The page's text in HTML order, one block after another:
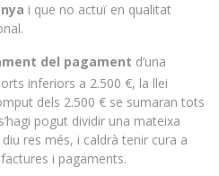
i que no actuï en qualitat
del pagament d’una
inferiors a 2.500 €, la llei
dels 2.500 € se sumaran tots
pogut dividir una mateixa
res més, i caldrà tenir cura a
i pagaments.